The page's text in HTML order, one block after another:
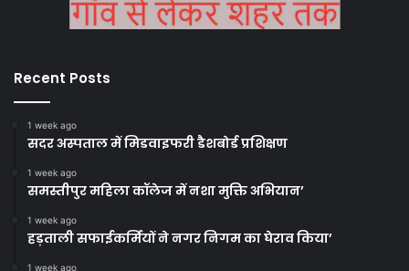
Recent Posts
1 week ago
सदर अस्पताल में मिडवाइफरी डैशबोर्ड प्रशिक्षण
1 week ago
समस्तीपुर महिला कॉलेज में नशा मुक्ति अभियान’
1 week ago
हड़ताली सफाईकर्मियों ने नगर निगम का घेराव किया’
1 week ago